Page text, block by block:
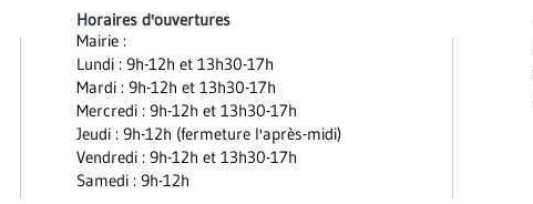
Horaires d'ouvertures
Mairie :
Lundi : 9h-12h et 13h30-17h
Mardi : 9h-12h et 13h30-17h
Mercredi : 9h-12h et 13h30-17h
Jeudi : 9h-12h (fermeture l'après-midi)
Vendredi : 9h-12h et 13h30-17h
Samedi : 9h-12h